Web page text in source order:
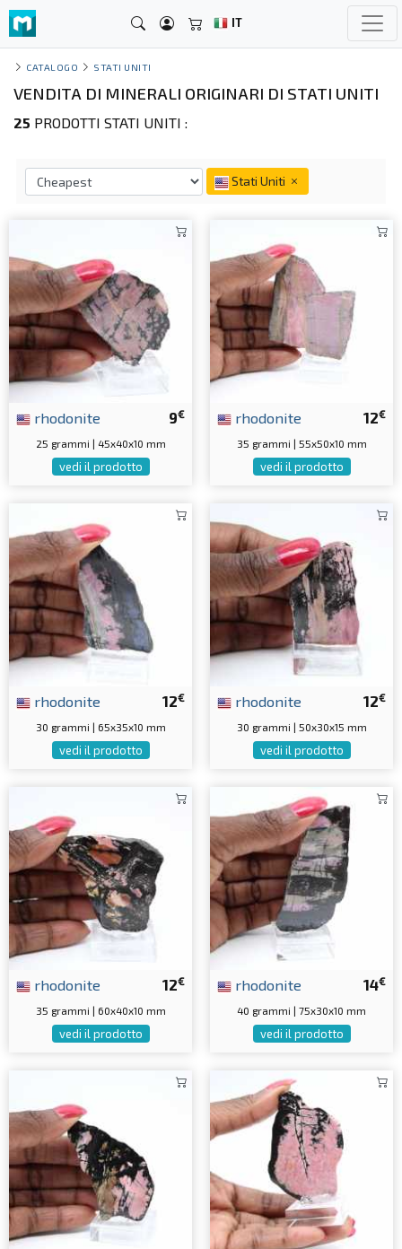
IT
CATALOGO STATI UNITI
VENDITA DI MINERALI ORIGINARI DI STATI UNITI
25 PRODOTTI STATI UNITI :
Stati Uniti
9€
rhodonite
25 grammi | 45x40x10 mm
vedi il prodotto
12€
rhodonite
35 grammi | 55x50x10 mm
vedi il prodotto
12€
rhodonite
30 grammi | 65x35x10 mm
vedi il prodotto
12€
rhodonite
30 grammi | 50x30x15 mm
vedi il prodotto
12€
rhodonite
35 grammi | 60x40x10 mm
vedi il prodotto
14€
rhodonite
40 grammi | 75x30x10 mm
vedi il prodotto